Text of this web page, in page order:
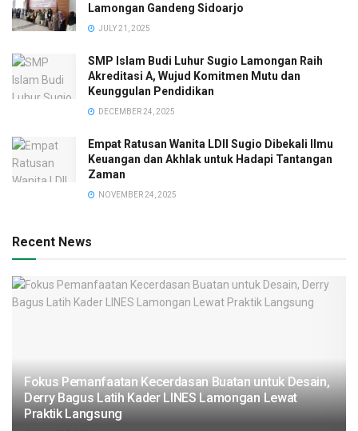
Lamongan Gandeng Sidoarjo
JULY 21, 2025
SMP Islam Budi Luhur Sugio Lamongan Raih
Akreditasi A, Wujud Komitmen Mutu dan
Keunggulan Pendidikan
DECEMBER 24, 2025
Empat Ratusan Wanita LDII Sugio Dibekali Ilmu
Keuangan dan Akhlak untuk Hadapi Tantangan
Zaman
NOVEMBER 24, 2025
Recent News
Fokus Pemanfaatan Kecerdasan Buatan untuk Desain,
Derry Bagus Latih Kader LINES Lamongan Lewat
Praktik Langsung